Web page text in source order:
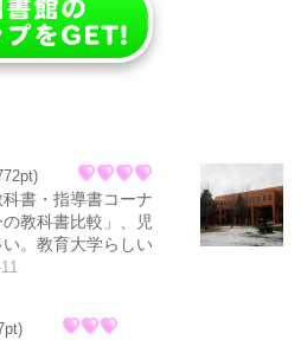
書・指導書コーナ
教科書比較」、児
。教育大学らしい